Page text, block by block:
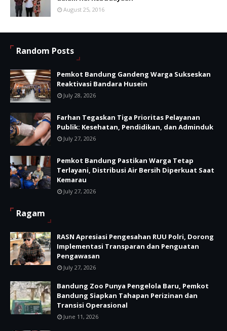
August 25, 2016
Random Posts
Pemkot Bandung Gandeng Warga Sukseskan
Reaktivasi Bandara Husein
July 28, 2026
Farhan Tegaskan Tiga Prioritas Pelayanan
Publik: Kesehatan, Pendidikan, dan Adminduk
July 27, 2026
Pemkot Bandung Pastikan Warga Tetap
Terlayani, Distribusi Air Bersih Diperkuat Saat
Kemarau
July 27, 2026
Ragam
RASN Apresiasi Pengesahan RUU Polri, Dorong
Implementasi Transparan dan Penguatan
Pengawasan
July 27, 2026
Bandung Zoo Punya Pengelola Baru, Pemkot
Bandung Siapkan Tahapan Perizinan dan
Transisi Operasional
June 11, 2026